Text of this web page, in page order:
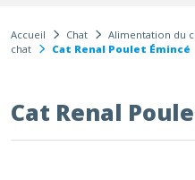
Accueil Chat Alimentation du
chat
Cat Renal Poulet Émincé
Cat Renal